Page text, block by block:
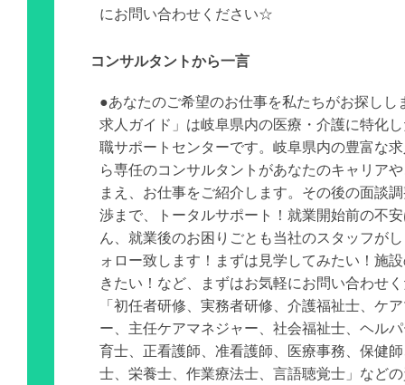
にお問い合わせください☆
コンサルタントから一言
●あなたのご希望のお仕事を私たちがお探しし
求人ガイド」は岐阜県内の医療・介護に特化
職サポートセンターです。岐阜県内の豊富な
ら専任のコンサルタントがあなたのキャリア
まえ、お仕事をご紹介します。その後の面談
渉まで、トータルサポート！就業開始前の不
ん、就業後のお困りごとも当社のスタッフが
ォロー致します！まずは見学してみたい！施
きたい！など、まずはお気軽にお問い合わせ
「初任者研修、実務者研修、介護福祉士、ケ
ー、主任ケアマネジャー、社会福祉士、ヘル
育士、正看護師、准看護師、医療事務、保健
士、栄養士、作業療法士、言語聴覚士」など